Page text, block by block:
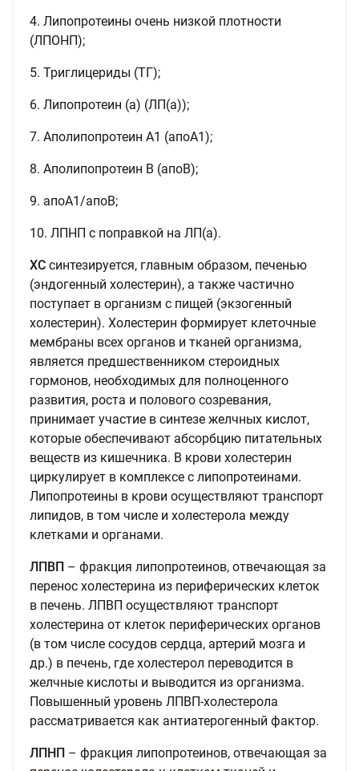
4. Липопротеины очень низкой плотности
(ЛПОНП);
5. Триглицериды (ТГ);
6. Липопротеин (а) (ЛП(а));
7. Аполипопротеин А1 (апоА1);
8. Аполипопротеин В (апоВ);
9. апоА1/апоВ;
10. ЛПНП с поправкой на ЛП(а).
ХС синтезируется, главным образом, печенью
(эндогенный холестерин), а также частично
поступает в организм с пищей (экзогенный
холестерин). Холестерин формирует клеточные
мембраны всех органов и тканей организма,
является предшественником стероидных
гормонов, необходимых для полноценного
развития, роста и полового созревания,
принимает участие в синтезе желчных кислот,
которые обеспечивают абсорбцию питательных
веществ из кишечника. В крови холестерин
циркулирует в комплексе с липопротеинами.
Липопротеины в крови осуществляют транспорт
липидов, в том числе и холестерола между
клетками и органами.
ЛПВП – фракция липопротеинов, отвечающая за
перенос холестерина из периферических клеток
в печень. ЛПВП осуществляют транспорт
холестерина от клеток периферических органов
(в том числе сосудов сердца, артерий мозга и
др.) в печень, где холестерол переводится в
желчные кислоты и выводится из организма.
Повышенный уровень ЛПВП-холестерола
рассматривается как антиатерогенный фактор.
ЛПНП – фракция липопротеинов, отвечающая за